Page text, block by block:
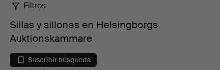
Sillas
sillones
Filtros
Sillas y sillones en Helsingborgs
Auktionskammare
Suscribir búsqueda